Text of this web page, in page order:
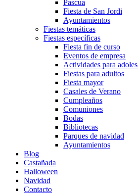
Pascua
Fiesta de San Jordi
Ayuntamientos
Fiestas temáticas
Fiestas específicas
Fiesta fin de curso
Eventos de empresa
Actividades para
Fiestas para adultos
Fiesta mayor
Casales de Verano
Cumpleaños
Comuniones
Bodas
Bibliotecas
Parques de navidad
Ayuntamientos
Blog
Castañada
Halloween
Navidad
Contacto